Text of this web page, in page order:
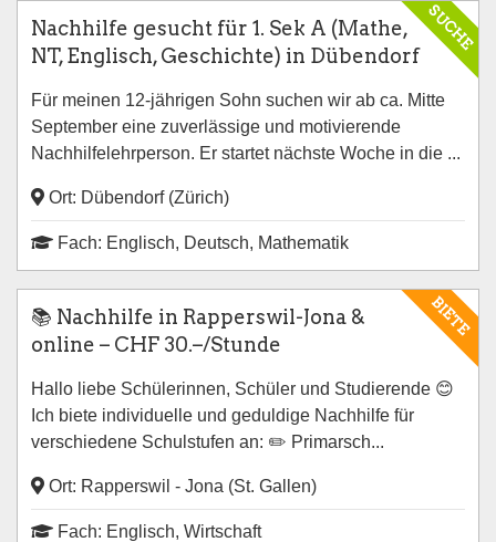
SUCHE
Nachhilfe gesucht für 1. Sek A (Mathe,
NT, Englisch, Geschichte) in Dübendorf
Für meinen 12-jährigen Sohn suchen wir ab ca. Mitte
September eine zuverlässige und motivierende
Nachhilfelehrperson. Er startet nächste Woche in die ...
Ort: Dübendorf (Zürich)
Fach: Englisch, Deutsch, Mathematik
BIETE
📚 Nachhilfe in Rapperswil-Jona &
online – CHF 30.–/Stunde
Hallo liebe Schülerinnen, Schüler und Studierende 😊
Ich biete individuelle und geduldige Nachhilfe für
verschiedene Schulstufen an: ✏️ Primarsch...
Ort: Rapperswil - Jona (St. Gallen)
Fach: Englisch, Wirtschaft